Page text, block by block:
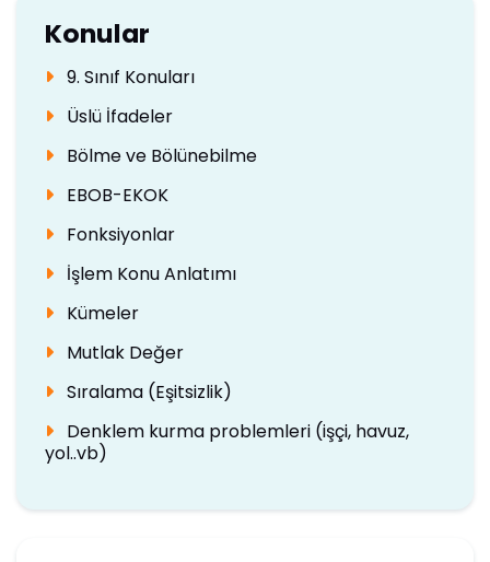
Konular
9. Sınıf Konuları
Üslü İfadeler
Bölme ve Bölünebilme
EBOB-EKOK
Fonksiyonlar
İşlem Konu Anlatımı
Kümeler
Mutlak Değer
Sıralama (Eşitsizlik)
Denklem kurma problemleri (işçi, havuz,
yol..vb)